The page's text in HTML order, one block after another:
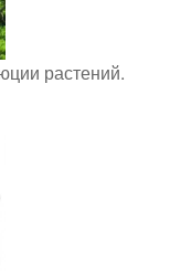
растений.